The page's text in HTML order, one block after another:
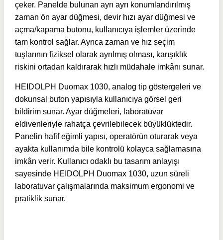
çeker. Panelde bulunan ayrı ayrı konumlandırılmış
zaman ön ayar düğmesi, devir hızı ayar düğmesi ve
açma/kapama butonu, kullanıcıya işlemler üzerinde
tam kontrol sağlar. Ayrıca zaman ve hız seçim
tuşlarının fiziksel olarak ayrılmış olması, karışıklık
riskini ortadan kaldırarak hızlı müdahale imkânı sunar.
HEIDOLPH Duomax 1030, analog tip göstergeleri ve
dokunsal buton yapısıyla kullanıcıya görsel geri
bildirim sunar. Ayar düğmeleri, laboratuvar
eldivenleriyle rahatça çevrilebilecek büyüklüktedir.
Panelin hafif eğimli yapısı, operatörün oturarak veya
ayakta kullanımda bile kontrolü kolayca sağlamasına
imkân verir. Kullanıcı odaklı bu tasarım anlayışı
sayesinde HEIDOLPH Duomax 1030, uzun süreli
laboratuvar çalışmalarında maksimum ergonomi ve
pratiklik sunar.